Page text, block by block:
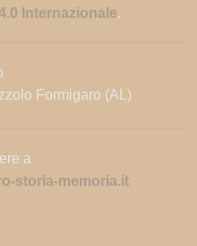
Internazionale.
Formigaro (AL)
a
storia-memoria.it